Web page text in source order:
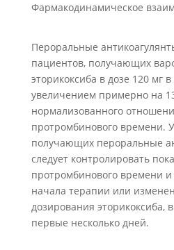
Фармакодинамическое
Пероральные
пациентов, получающих
эторикоксиба в дозе 120 мг
увеличением примерно на
нормализованного
протромбинового времени.
получающих пероральные
следует контролировать
протромбинового времени
начала терапии или
дозирования эторикоксиба,
первые несколько дней.